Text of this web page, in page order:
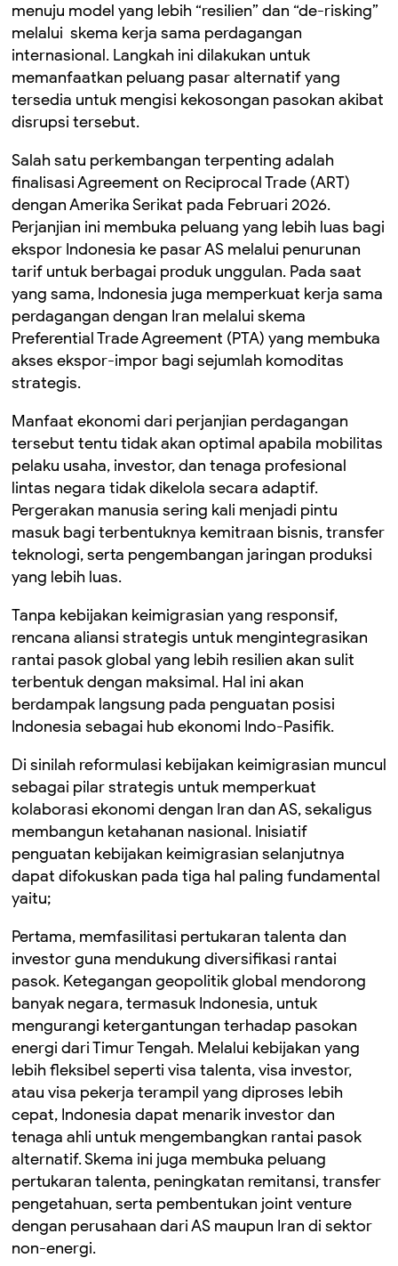
menuju model yang lebih “resilien” dan “de-risking”
melalui skema kerja sama perdagangan
internasional. Langkah ini dilakukan untuk
memanfaatkan peluang pasar alternatif yang
tersedia untuk mengisi kekosongan pasokan akibat
disrupsi tersebut.
Salah satu perkembangan terpenting adalah
finalisasi Agreement on Reciprocal Trade (ART)
dengan Amerika Serikat pada Februari 2026.
Perjanjian ini membuka peluang yang lebih luas bagi
ekspor Indonesia ke pasar AS melalui penurunan
tarif untuk berbagai produk unggulan. Pada saat
yang sama, Indonesia juga memperkuat kerja sama
perdagangan dengan Iran melalui skema
Preferential Trade Agreement (PTA) yang membuka
akses ekspor-impor bagi sejumlah komoditas
strategis.
Manfaat ekonomi dari perjanjian perdagangan
tersebut tentu tidak akan optimal apabila mobilitas
pelaku usaha, investor, dan tenaga profesional
lintas negara tidak dikelola secara adaptif.
Pergerakan manusia sering kali menjadi pintu
masuk bagi terbentuknya kemitraan bisnis, transfer
teknologi, serta pengembangan jaringan produksi
yang lebih luas.
Tanpa kebijakan keimigrasian yang responsif,
rencana aliansi strategis untuk mengintegrasikan
rantai pasok global yang lebih resilien akan sulit
terbentuk dengan maksimal. Hal ini akan
berdampak langsung pada penguatan posisi
Indonesia sebagai hub ekonomi Indo-Pasifik.
Di sinilah reformulasi kebijakan keimigrasian muncul
sebagai pilar strategis untuk memperkuat
kolaborasi ekonomi dengan Iran dan AS, sekaligus
membangun ketahanan nasional. Inisiatif
penguatan kebijakan keimigrasian selanjutnya
dapat difokuskan pada tiga hal paling fundamental
yaitu;
Pertama, memfasilitasi pertukaran talenta dan
investor guna mendukung diversifikasi rantai
pasok. Ketegangan geopolitik global mendorong
banyak negara, termasuk Indonesia, untuk
mengurangi ketergantungan terhadap pasokan
energi dari Timur Tengah. Melalui kebijakan yang
lebih fleksibel seperti visa talenta, visa investor,
atau visa pekerja terampil yang diproses lebih
cepat, Indonesia dapat menarik investor dan
tenaga ahli untuk mengembangkan rantai pasok
alternatif. Skema ini juga membuka peluang
pertukaran talenta, peningkatan remitansi, transfer
pengetahuan, serta pembentukan joint venture
dengan perusahaan dari AS maupun Iran di sektor
non-energi.